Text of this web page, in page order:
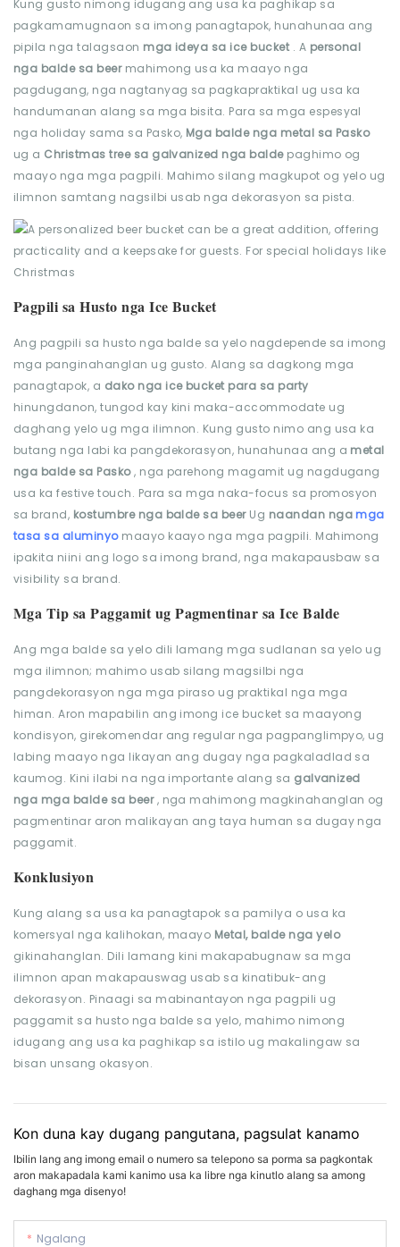
Kung gusto nimong idugang ang usa ka paghikap sa
pagkamamugnaon sa imong panagtapok, hunahunaa ang
pipila nga talagsaon mga ideya sa ice bucket . A personal
nga balde sa beer mahimong usa ka maayo nga
pagdugang, nga nagtanyag sa pagkapraktikal ug usa ka
handumanan alang sa mga bisita. Para sa mga espesyal
nga holiday sama sa Pasko, Mga balde nga metal sa Pasko
ug a Christmas tree sa galvanized nga balde paghimo og
maayo nga mga pagpili. Mahimo silang magkupot og yelo ug
ilimnon samtang nagsilbi usab nga dekorasyon sa pista.
Pagpili sa Husto nga Ice Bucket
Ang pagpili sa husto nga balde sa yelo nagdepende sa imong
mga panginahanglan ug gusto. Alang sa dagkong mga
panagtapok, a dako nga ice bucket para sa party
hinungdanon, tungod kay kini maka-accommodate ug
daghang yelo ug mga ilimnon. Kung gusto nimo ang usa ka
butang nga labi ka pangdekorasyon, hunahunaa ang a metal
nga balde sa Pasko, nga parehong magamit ug nagdugang
usa ka festive touch. Para sa mga naka-focus sa promosyon
sa brand, kostumbre nga balde sa beer Ug naandan ngamga
tasa sa aluminyo maayo kaayo nga mga pagpili. Mahimong
ipakita niini ang logo sa imong brand, nga makapausbaw sa
visibility sa brand.
Mga Tip sa Paggamit ug Pagmentinar sa Ice Balde
Ang mga balde sa yelo dili lamang mga sudlanan sa yelo ug
mga ilimnon; mahimo usab silang magsilbi nga
pangdekorasyon nga mga piraso ug praktikal nga mga
himan. Aron mapabilin ang imong ice bucket sa maayong
kondisyon, girekomendar ang regular nga pagpanglimpyo, ug
labing maayo nga likayan ang dugay nga pagkaladlad sa
kaumog. Kini ilabi na nga importante alang sa galvanized
nga mga balde sa beer, nga mahimong magkinahanglan og
pagmentinar aron malikayan ang taya human sa dugay nga
paggamit.
Konklusiyon
Kung alang sa usa ka panagtapok sa pamilya o usa ka
komersyal nga kalihokan, maayo Metal, balde nga yelo
gikinahanglan. Dili lamang kini makapabugnaw sa mga
ilimnon apan makapauswag usab sa kinatibuk-ang
dekorasyon. Pinaagi sa mabinantayon nga pagpili ug
paggamit sa husto nga balde sa yelo, mahimo nimong
idugang ang usa ka paghikap sa istilo ug makalingaw sa
bisan unsang okasyon.
Kon duna kay dugang pangutana, pagsulat kanamo
Ibilin lang ang imong email o numero sa telepono sa porma sa pagkontak
aron makapadala kami kanimo usa ka libre nga kinutlo alang sa among
daghang mga disenyo!
Ngalang